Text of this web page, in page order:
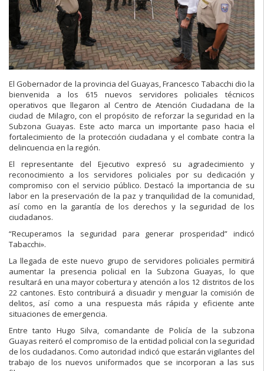
El Gobernador de la provincia del Guayas, Francesco Tabacchi dio la
bienvenida a los 615 nuevos servidores policiales técnicos
operativos que llegaron al Centro de Atención Ciudadana de la
ciudad de Milagro, con el propósito de reforzar la seguridad en la
Subzona Guayas. Este acto marca un importante paso hacia el
fortalecimiento de la protección ciudadana y el combate contra la
delincuencia en la región.
El representante del Ejecutivo expresó su agradecimiento y
reconocimiento a los servidores policiales por su dedicación y
compromiso con el servicio público. Destacó la importancia de su
labor en la preservación de la paz y tranquilidad de la comunidad,
así como en la garantía de los derechos y la seguridad de los
ciudadanos.
“Recuperamos la seguridad para generar prosperidad” indicó
Tabacchi».
La llegada de este nuevo grupo de servidores policiales permitirá
aumentar la presencia policial en la Subzona Guayas, lo que
resultará en una mayor cobertura y atención a los 12 distritos de los
22 cantones. Esto contribuirá a disuadir y menguar la comisión de
delitos, así como a una respuesta más rápida y eficiente ante
situaciones de emergencia.
Entre tanto Hugo Silva, comandante de Policía de la subzona
Guayas reiteró el compromiso de la entidad policial con la seguridad
de los ciudadanos. Como autoridad indicó que estarán vigilantes del
trabajo de los nuevos uniformados que se incorporan a las sus